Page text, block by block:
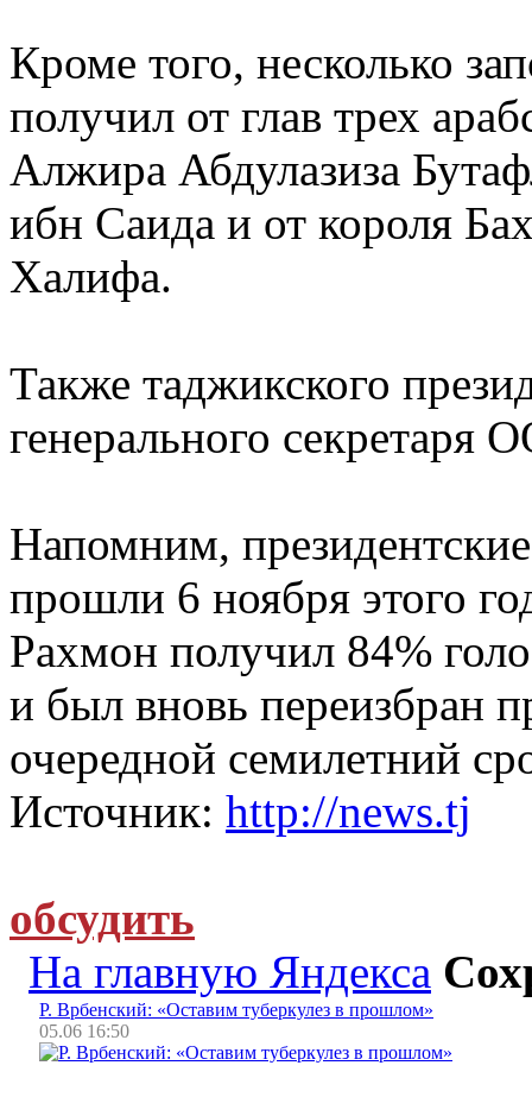
Кроме того, несколько
получил от глав трех
Алжира Абдулазиза
ибн Саида и от короля
Халифа.
Также таджикского
генерального секретаря
Напомним,
прошли 6 ноября этого
Рахмон получил 84%
и был вновь переизбран
очередной семилетний
Источник: http://news.tj
обсудить
На главную Яндекса
Р. Врбенский: «Оставим туберкулез в прошлом»
05.06 16:50